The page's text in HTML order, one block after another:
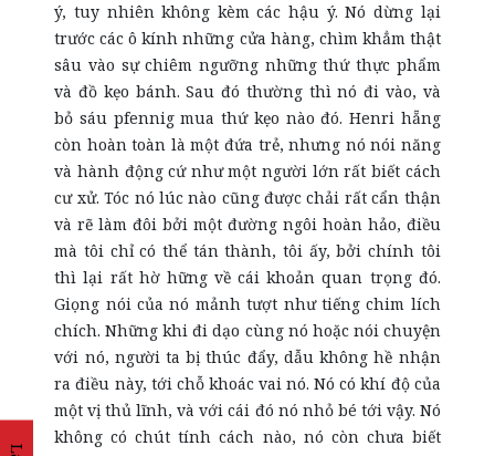
ý, tuy nhiên không kèm các hậu ý. Nó dừng lại
trước các ô kính những cửa hàng, chìm khẳm thật
sâu vào sự chiêm ngưỡng những thứ thực phẩm
và đồ kẹo bánh. Sau đó thường thì nó đi vào, và
bỏ sáu pfennig mua thứ kẹo nào đó. Henri hẵng
còn hoàn toàn là một đứa trẻ, nhưng nó nói năng
và hành động cứ như một người lớn rất biết cách
cư xử. Tóc nó lúc nào cũng được chải rất cẩn thận
và rẽ làm đôi bởi một đường ngôi hoàn hảo, điều
mà tôi chỉ có thể tán thành, tôi ấy, bởi chính tôi
thì lại rất hờ hững về cái khoản quan trọng đó.
Giọng nói của nó mảnh tượt như tiếng chim lích
chích. Những khi đi dạo cùng nó hoặc nói chuyện
với nó, người ta bị thúc đẩy, dẫu không hề nhận
ra điều này, tới chỗ khoác vai nó. Nó có khí độ của
một vị thủ lĩnh, và với cái đó nó nhỏ bé tới vậy. Nó
không có chút tính cách nào, nó còn chưa biết